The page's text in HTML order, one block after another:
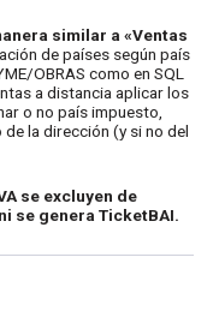
similar a «Ventas
de países según país
OBRAS como en SQL
a distancia aplicar los
o no país impuesto,
la dirección (y si no del
se excluyen de
se genera TicketBAI.